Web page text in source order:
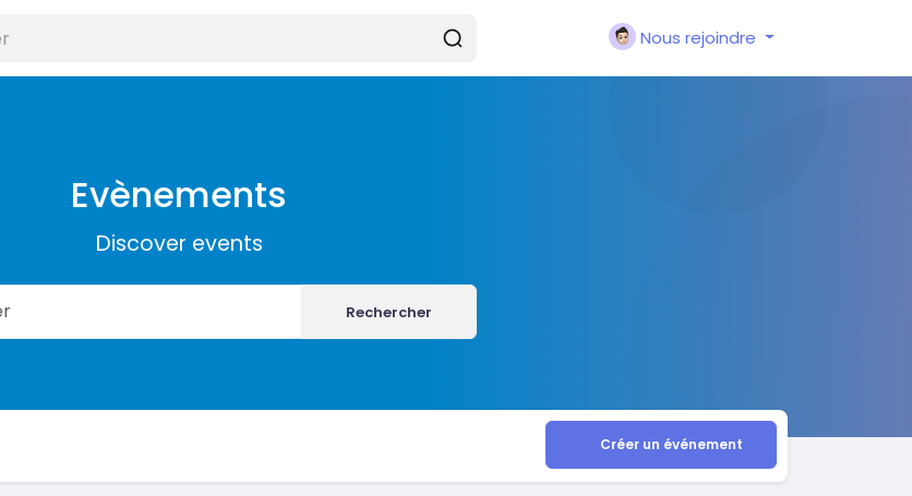
Nous rejoindre
Evènements
Discover events
Rechercher
Créer un événement